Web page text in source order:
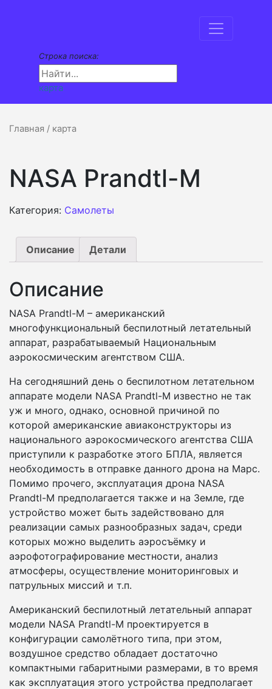
Строка поиска:
карта
Главная / карта
NASA Prandtl-M
Категория: Самолеты
Описание Детали
Описание
NASA Prandtl-M – американский
многофункциональный беспилотный летательный
аппарат, разрабатываемый Национальным
аэрокосмическим агентством США.
На сегодняшний день о беспилотном летательном
аппарате модели NASA Prandtl-M известно не так
уж и много, однако, основной причиной по
которой американские авиаконструкторы из
национального аэрокосмического агентства США
приступили к разработке этого БПЛА, является
необходимость в отправке данного дрона на Марс.
Помимо прочего, эксплуатация дрона NASA
Prandtl-M предполагается также и на Земле, где
устройство может быть задействовано для
реализации самых разнообразных задач, среди
которых можно выделить аэросъёмку и
аэрофотографирование местности, анализ
атмосферы, осуществление мониторинговых и
патрульных миссий и т.п.
Американский беспилотный летательный аппарат
модели NASA Prandtl-M проектируется в
конфигурации самолётного типа, при этом,
воздушное средство обладает достаточно
компактными габаритными размерами, в то время
как эксплуатация этого устройства предполагает